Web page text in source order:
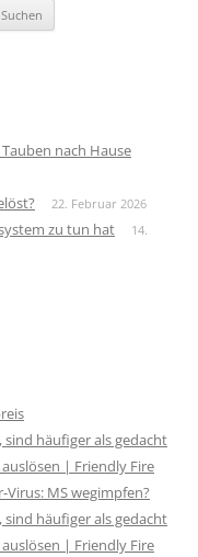
nach Hause
22. Februar 2026
zu tun hat
14.
häufiger als gedacht
| Friendly Fire
MS wegimpfen?
häufiger als gedacht
| Friendly Fire